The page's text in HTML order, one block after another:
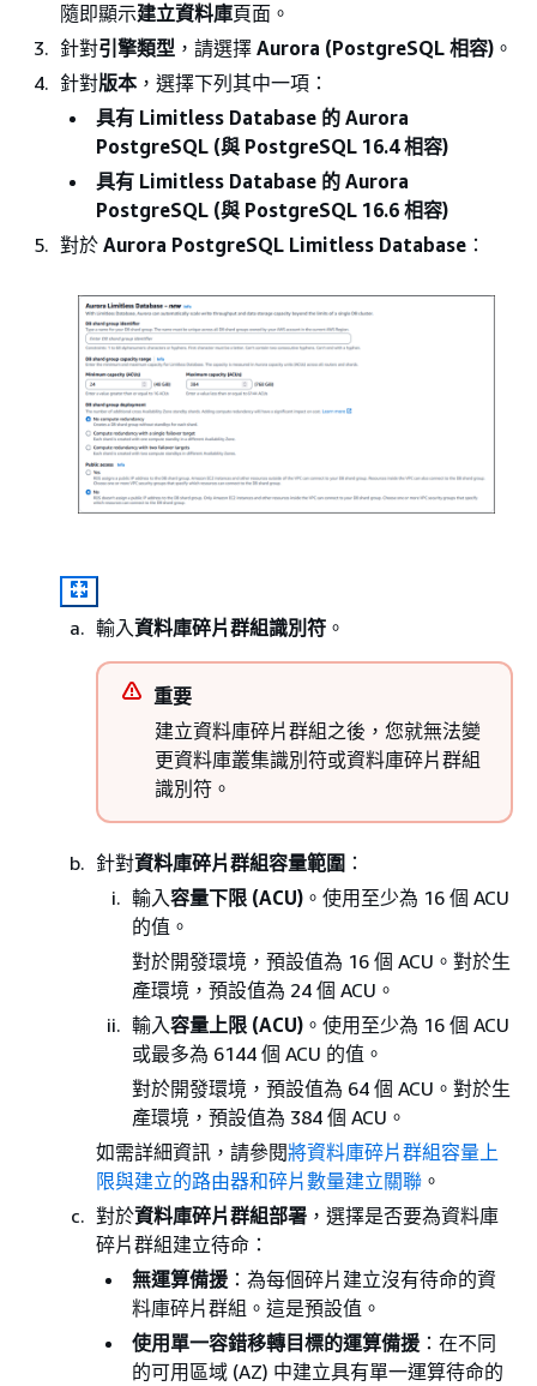
隨即顯示建立資料庫頁面。
針對引擎類型 ，請選擇 Aurora (PostgreSQL 相容) 。
針對版本，選擇下列其中一項：
具有 Limitless Database 的 Aurora
PostgreSQL (與 PostgreSQL 16.4 相容)
具有 Limitless Database 的 Aurora
PostgreSQL (與 PostgreSQL 16.6 相容)
對於 Aurora PostgreSQL Limitless Database ：
輸入資料庫碎片群組識別符 。
重要
建立資料庫碎片群組之後，您就無法變
更資料庫叢集識別符或資料庫碎片群組
識別符。
針對資料庫碎片群組容量範圍 ：
輸入容量下限 (ACU) 。使用至少為 16 個 ACU
的值。
對於開發環境，預設值為 16 個 ACU。對於生
產環境，預設值為 24 個 ACU。
輸入容量上限 (ACU) 。使用至少為 16 個 ACU
或最多為 6144 個 ACU 的值。
對於開發環境，預設值為 64 個 ACU。對於生
產環境，預設值為 384 個 ACU。
如需詳細資訊，請參閱將資料庫碎片群組容量上
限與建立的路由器和碎片數量建立關聯 。
對於資料庫碎片群組部署 ，選擇是否要為資料庫
碎片群組建立待命：
無運算備援 ：為每個碎片建立沒有待命的資
料庫碎片群組。這是預設值。
使用單一容錯移轉目標的運算備援 ：在不同
的可用區域 (AZ) 中建立具有單一運算待命的